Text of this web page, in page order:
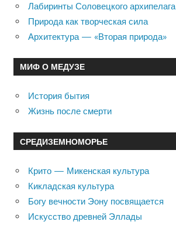
Лабиринты Соловецкого архипелага
Природа как творческая сила
Архитектура — «Вторая природа»
МИФ О МЕДУЗЕ
История бытия
Жизнь после смерти
СРЕДИЗЕМНОМОРЬЕ
Крито — Микенская культура
Кикладская культура
Богу вечности Эону посвящается
Искусство древней Эллады